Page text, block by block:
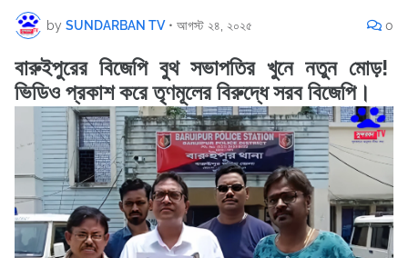
by SUNDARBAN TV • আগস্ট ২৪, ২০২৫ 0
বারুইপুরের বিজেপি বুথ সভাপতির খুনে নতুন মোড়!
ভিডিও প্রকাশ করে তৃণমূলের বিরুদ্ধে সরব বিজেপি।